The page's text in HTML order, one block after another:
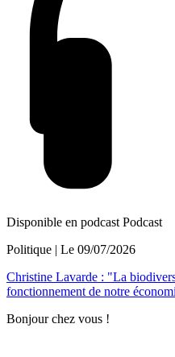
Disponible en podcast Podcast
Politique | Le 09/07/2026
Christine Lavarde : "La
fonctionnement de notre
Bonjour chez vous !